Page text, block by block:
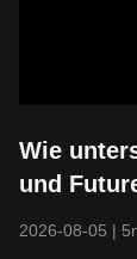
Wie
und
2026-08-05 |